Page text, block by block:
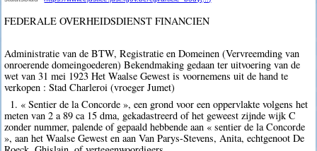
FEDERALE OVERHEIDSDIENST FINANCIEN
Administratie van de BTW, Registratie en Domeinen (Vervreemding van
onroerende domeingoederen) Bekendmaking gedaan ter uitvoering van de
wet van 31 mei 1923 Het Waalse Gewest is voornemens uit de hand te
verkopen : Stad Charleroi (vroeger Jumet)
1. « Sentier de la Concorde », een grond voor een oppervlakte volgens het
meten van 2 a 89 ca 15 dma, gekadastreerd of het geweest zijnde wijk C
zonder nummer, palende of gepaald hebbende aan « sentier de la Concorde
», aan het Waalse Gewest en aan Van Parys-Stevens, Anita, echtgenoot De